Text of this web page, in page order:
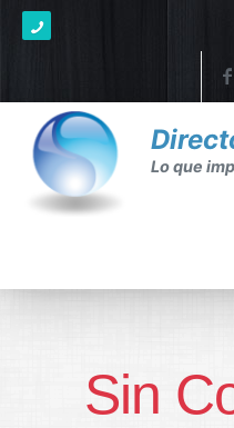
Lo que
Sin